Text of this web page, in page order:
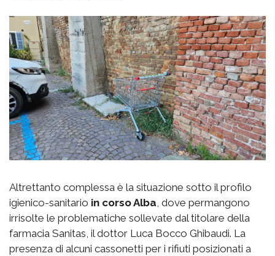
Altrettanto complessa è la situazione sotto il profilo
igienico-sanitario in corso Alba, dove permangono
irrisolte le problematiche sollevate dal titolare della
farmacia Sanitas, il dottor Luca Bocco Ghibaudi. La
presenza di alcuni cassonetti per i rifiuti posizionati a